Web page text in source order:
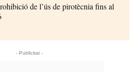
de l’ús de pirotècnia fins al
- Publicitat -